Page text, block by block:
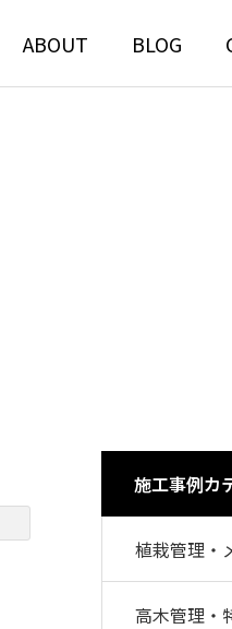
ABOUT BLOG
施工事例カ
植栽管理・
高木管理・